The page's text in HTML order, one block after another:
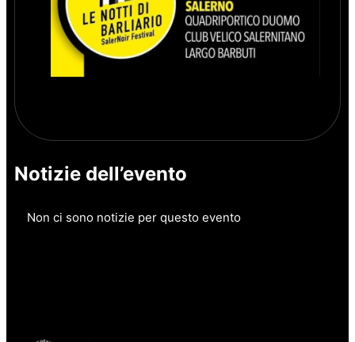
Notizie dell’evento
Non ci sono notizie per questo evento